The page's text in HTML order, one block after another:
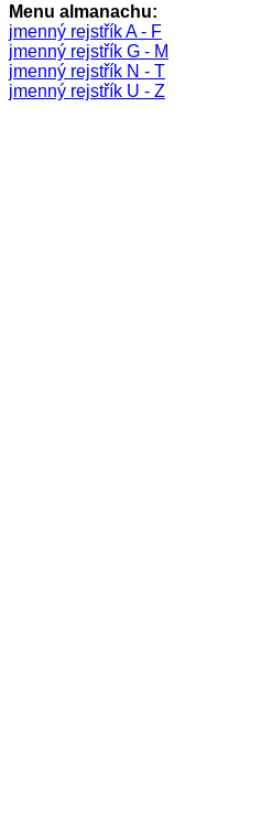
Menu almanachu:
jmenný rejstřík A - F
jmenný rejstřík G - M
jmenný rejstřík N - T
jmenný rejstřík U - Z